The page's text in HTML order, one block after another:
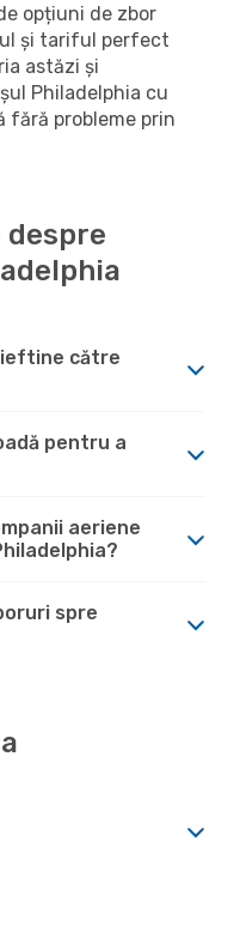
opțiuni de zbor
și tariful perfect
astăzi și
Philadelphia cu
fără probleme prin
ieftine către
pentru a
aeriene
spre